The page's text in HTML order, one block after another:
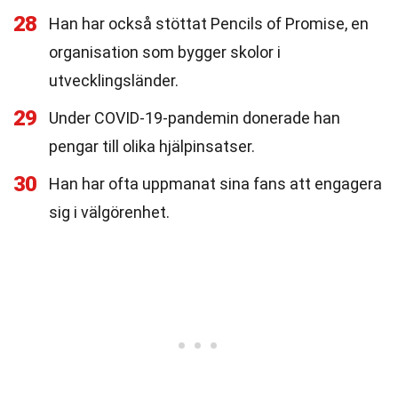
28
Han har också stöttat Pencils of Promise, en
organisation som bygger skolor i
utvecklingsländer.
29
Under COVID-19-pandemin donerade han
pengar till olika hjälpinsatser.
30
Han har ofta uppmanat sina fans att engagera
sig i välgörenhet.